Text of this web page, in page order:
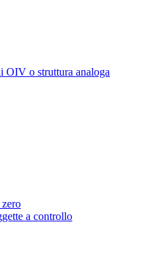
OIV o struttura analoga
a controllo